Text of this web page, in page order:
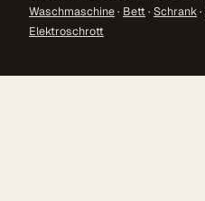
Waschmaschine· Bett· Schrank·
Elektroschrott